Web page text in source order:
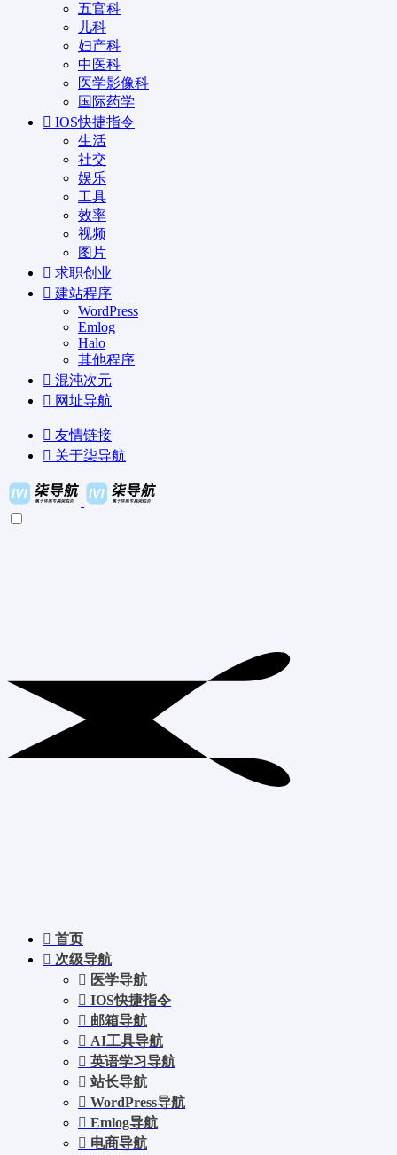
五官科
儿科
妇产科
中医科
医学影像科
国际药学
IOS快捷指令
生活
社交
娱乐
工具
效率
视频
图片
求职创业
建站程序
WordPress
Emlog
Halo
其他程序
混沌次元
网址导航
友情链接
关于柒导航
首页
次级导航
医学导航
IOS快捷指令
邮箱导航
AI工具导航
英语学习导航
站长导航
WordPress导航
Emlog导航
电商导航